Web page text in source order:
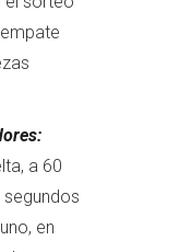
a 60
en